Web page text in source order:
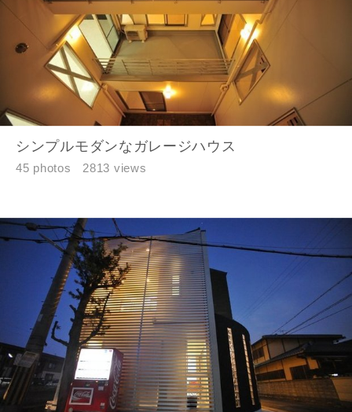
シンプルモダンなガレージハウス
45 photos 2813 views
希望の予算
万円〜 万円
完成希望時期
同居する家族構成
資料請求にあたっての注意事項
専門家の都合により、資料の送付が遅くなったり、送付
できない場合があります。あらかじめご了承ください。
閉じる
閉じる
閉じる